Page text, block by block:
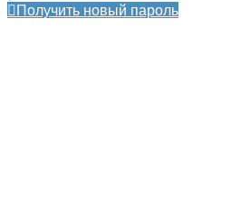
Получить новый пароль